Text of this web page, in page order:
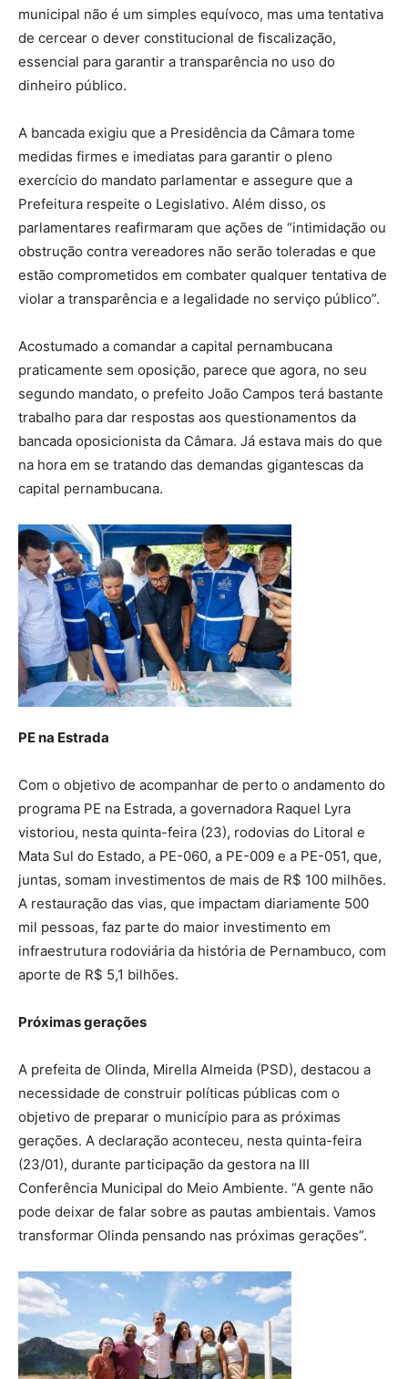
municipal não é um simples equívoco, mas uma tentativa
de cercear o dever constitucional de fiscalização,
essencial para garantir a transparência no uso do
dinheiro público.
A bancada exigiu que a Presidência da Câmara tome
medidas firmes e imediatas para garantir o pleno
exercício do mandato parlamentar e assegure que a
Prefeitura respeite o Legislativo. Além disso, os
parlamentares reafirmaram que ações de “intimidação ou
obstrução contra vereadores não serão toleradas e que
estão comprometidos em combater qualquer tentativa de
violar a transparência e a legalidade no serviço público”.
Acostumado a comandar a capital pernambucana
praticamente sem oposição, parece que agora, no seu
segundo mandato, o prefeito João Campos terá bastante
trabalho para dar respostas aos questionamentos da
bancada oposicionista da Câmara. Já estava mais do que
na hora em se tratando das demandas gigantescas da
capital pernambucana.
PE na Estrada
Com o objetivo de acompanhar de perto o andamento do
programa PE na Estrada, a governadora Raquel Lyra
vistoriou, nesta quinta-feira (23), rodovias do Litoral e
Mata Sul do Estado, a PE-060, a PE-009 e a PE-051, que,
juntas, somam investimentos de mais de R$ 100 milhões.
A restauração das vias, que impactam diariamente 500
mil pessoas, faz parte do maior investimento em
infraestrutura rodoviária da história de Pernambuco, com
aporte de R$ 5,1 bilhões.
Próximas gerações
A prefeita de Olinda, Mirella Almeida (PSD), destacou a
necessidade de construir políticas públicas com o
objetivo de preparar o município para as próximas
gerações. A declaração aconteceu, nesta quinta-feira
(23/01), durante participação da gestora na III
Conferência Municipal do Meio Ambiente. “A gente não
pode deixar de falar sobre as pautas ambientais. Vamos
transformar Olinda pensando nas próximas gerações”.